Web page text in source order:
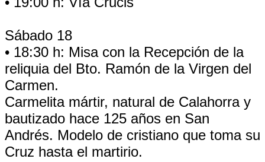
Sábado 18
• 18:30 h: Misa con la Recepción de la
reliquia del Bto. Ramón de la Virgen del
Carmen.
Carmelita mártir, natural de Calahorra y
bautizado hace 125 años en San
Andrés. Modelo de cristiano que toma su
Cruz hasta el martirio.